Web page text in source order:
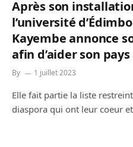
Après son
l’université
Kayembe annonce
afin d’aider son
By 1 juillet 2023
Elle fait partie la liste
diaspora qui ont leur coeur